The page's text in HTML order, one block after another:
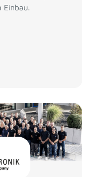
Einbau.